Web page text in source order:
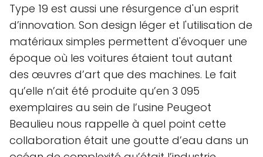
Type 19 est aussi une résurgence d'un esprit
d’innovation. Son design léger et l'utilisation de
matériaux simples permettent d'évoquer une
époque où les voitures étaient tout autant
des œuvres d’art que des machines. Le fait
qu’elle n’ait été produite qu’en 3 095
exemplaires au sein de l’usine Peugeot
Beaulieu nous rappelle à quel point cette
collaboration était une goutte d’eau dans un